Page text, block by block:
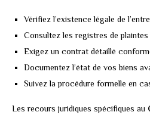
Vérifiez l’existence légale de
Consultez les registres de
Exigez un contrat détaillé
Documentez l’état de vos biens
Suivez la procédure formelle en
Les recours juridiques spécifiques au